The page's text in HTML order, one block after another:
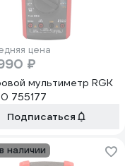
цена
₽
мультиметр RGK
755177
Подписаться
наличии